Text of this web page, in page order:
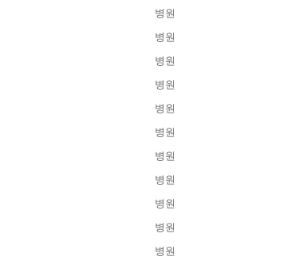
병원
병원
병원
병원
병원
병원
병원
병원
병원
병원
병원